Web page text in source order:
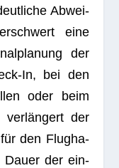
Abwei­
eine
der
In, bei den
oder beim
ver­län­gert der
den Flug­ha­
Dauer der ein­